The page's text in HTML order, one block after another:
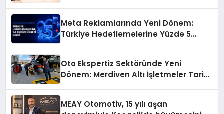
Meta Reklamlarında Yeni Dönem:
Türkiye Hedeflemelerine Yüzde 5
Oto Ekspertiz Sektöründe Yeni
Dönem: Merdiven Altı İşletmeler Tarih
MEAY Otomotiv, 15 yılı aşan